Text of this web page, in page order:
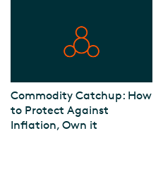
Commodity Catchup: How
to Protect Against
Inflation, Own it